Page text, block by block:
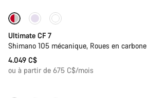
Nouvelles disponibilités
Ultimate CF 7
Shimano 105 mécanique, Roues en carbone
4.049 C$
ou à partir de 675 C$/mois